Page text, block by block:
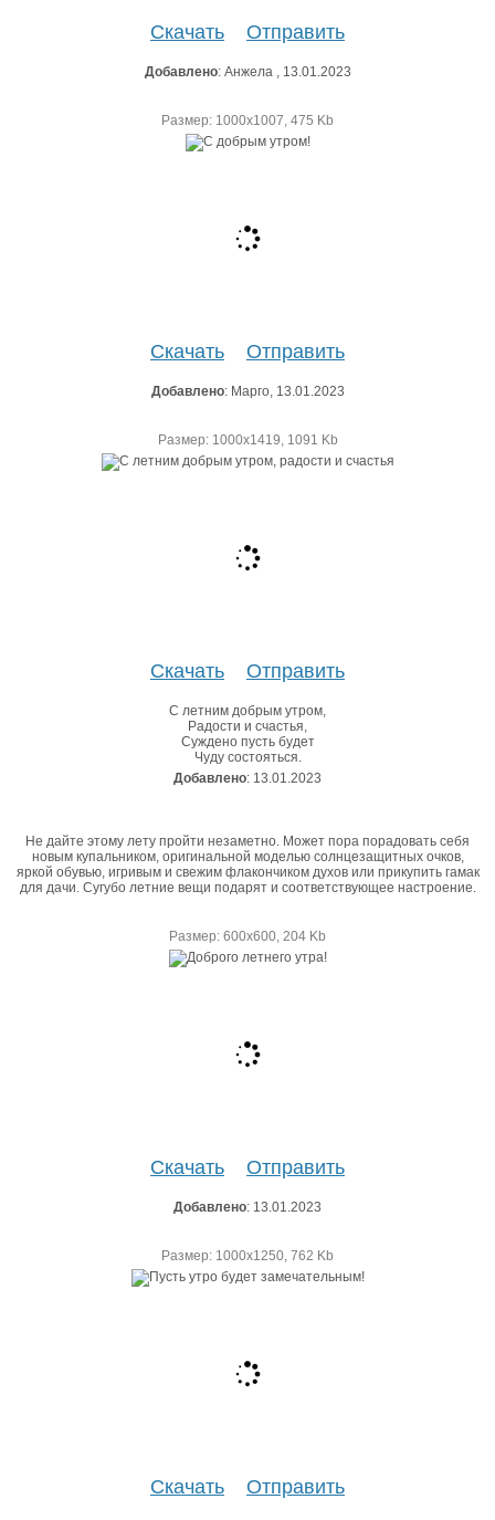
Скачать Отправить
Добавлено: Анжела , 13.01.2023
Размер: 1000х1007, 475 Kb
Скачать Отправить
Добавлено: Марго, 13.01.2023
Размер: 1000х1419, 1091 Kb
Скачать Отправить
С летним добрым утром,
Радости и счастья,
Суждено пусть будет
Чуду состояться.
Добавлено: 13.01.2023
Не дайте этому лету пройти незаметно. Может пора порадовать себя
новым купальником, оригинальной моделью солнцезащитных очков,
яркой обувью, игривым и свежим флакончиком духов или прикупить гамак
для дачи. Сугубо летние вещи подарят и соответствующее настроение.
Размер: 600х600, 204 Kb
Скачать Отправить
Добавлено: 13.01.2023
Размер: 1000х1250, 762 Kb
Скачать Отправить